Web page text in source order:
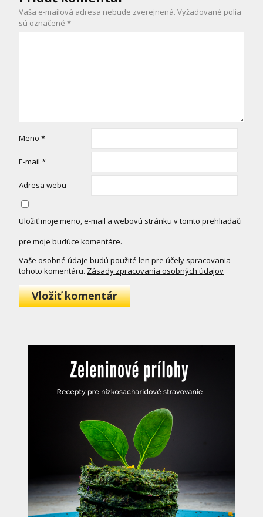
Vaša e-mailová adresa nebude zverejnená. Vyžadované polia
sú označené*
Meno*
E-mail*
Adresa webu
Uložiť moje meno, e-mail a webovú stránku v tomto prehliadači
pre moje budúce komentáre.
Vaše osobné údaje budú použité len pre účely spracovania
tohoto komentáru. Zásady zpracovania osobných údajov